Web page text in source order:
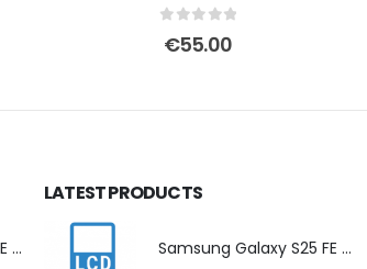
out of 5
€55.00
Samsung Galaxy S25 FE scherm herstelling
LATEST PRODUCTS
Samsung Galaxy S25 FE scherm herstelling